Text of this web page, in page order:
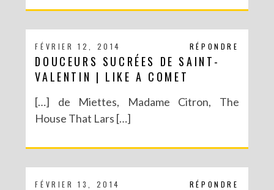
RÉPONDRE
FÉVRIER 12, 2014
DOUCEURS SUCRÉES DE SAINT-
VALENTIN | LIKE A COMET
[…] de Miettes, Madame Citron, The
House That Lars […]
RÉPONDRE
FÉVRIER 13, 2014